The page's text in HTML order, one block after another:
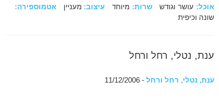
אוכל: עושר וגודששרות: מיוחד עיצוב: מעניין אטמוספירה:
שונה וכיפית
ענת, נטלי, רחל ורחל
ענת, נטלי, רחל ורחל - 11/12/2006